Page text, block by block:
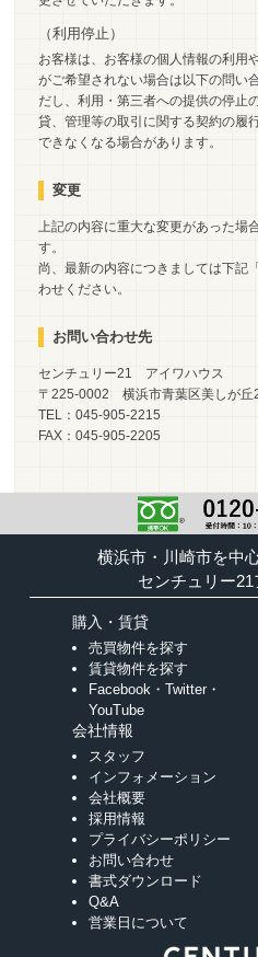
（利用停止）
お客様は、お客様の個人情報の利用
がご希望されない場合は以下の問い
だし、利用・第三者への提供の停止
貸、管理等の取引に関する契約の履
できなくなる場合があります。
変更
上記の内容に重大な変更があった場
す。
尚、最新の内容につきましては下記
わせください。
お問い合わせ先
センチュリー21 アイワハウス
〒225-0002 横浜市青葉区美しが丘
TEL：045-905-2215
FAX：045-905-2205
横浜市・川崎市を中
センチュリー
購入・賃貸
売買物件を探す
賃貸物件を探す
Facebook・Twitter・
YouTube
会社情報
スタッフ
インフォメーション
会社概要
採用情報
プライバシーポリシー
お問い合わせ
書式ダウンロード
Q&A
営業日について